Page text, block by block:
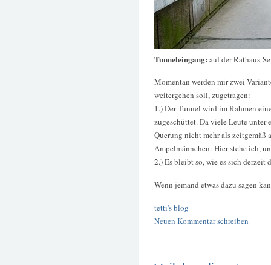
Tunneleingang: auf der Rathaus-
Momentan werden mir zwei
weitergehen soll, zugetragen:
1.) Der Tunnel wird im Rahmen
zugeschüttet. Da viele Leute unter
Querung nicht mehr als zeitgemäß
Ampelmännchen: Hier stehe ich,
2.) Es bleibt so, wie es sich derzeit
Wenn jemand etwas dazu sagen
tetti's blog
Neuen Kommentar schreiben